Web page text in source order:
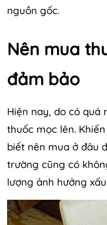
nguồn gốc.
Nên mua
đảm bảo
Hiện nay, do có quá
thuốc mọc lên.
biết nên mua ở đâu
trường cũng có
lượng ảnh hưởng